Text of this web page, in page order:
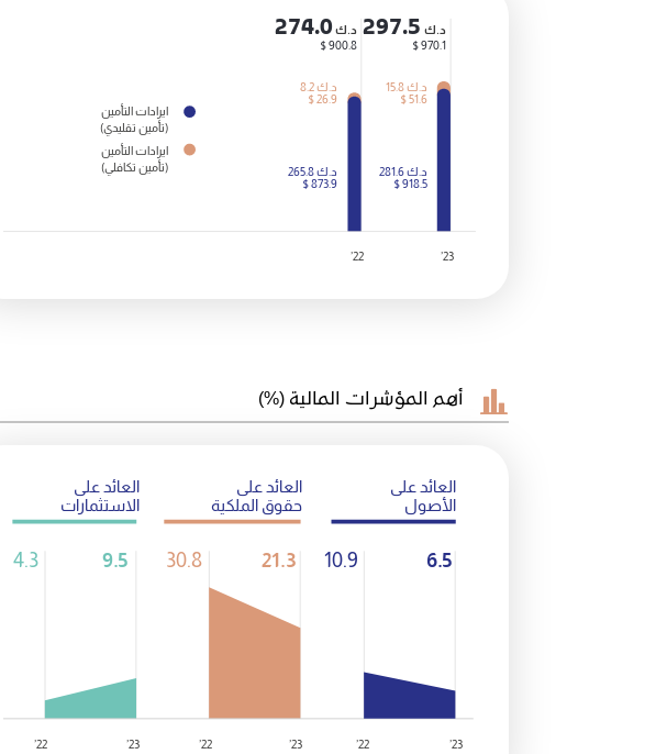
22’ 23’
281.6د.ك
918.5 $
265.8د.ك
873.9 $
15.8د.ك
51.6 $
8.2د.ك
26.9 $
274.0 د.ك
900.8 $
297.5 د.ك
970.1 $
ايرادات التأمين
(تأمين تقليدي)
ايرادات التأمين
(تأمين تكافلي)
أهم المؤشرات المالية (‎%)
6.5
10.9
21.3
30.8
9.5
4.3
22’ 23’
22’ 23’
22’ 23’
العائد على
الأصول
العائد على
حقوق الملكية
العائد على
الاستثمارات